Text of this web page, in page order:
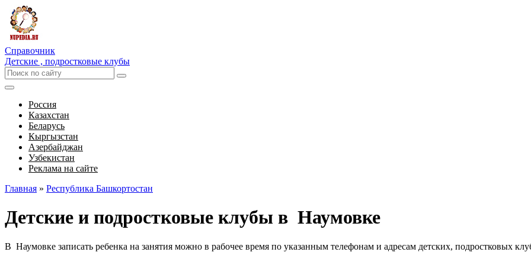
Справочник
Детские , подростковые клубы
Россия
Казахстан
Беларусь
Кыргызстан
Азербайджан
Узбекистан
Реклама на сайте
Главная » Республика Башкортостан
Детские и подростковые клубы в Наумовке
В Наумовке записать ребенка на занятия можно в рабочее время по указанным телефонам и адресам детских, подростковых